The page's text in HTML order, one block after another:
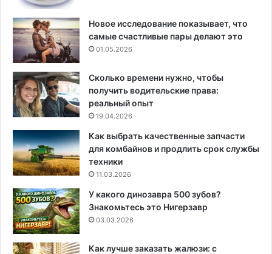
Новое исследование показывает, что
самые счастливые пары делают это
01.05.2026
Сколько времени нужно, чтобы
получить водительские права:
реальный опыт
19.04.2026
Как выбрать качественные запчасти
для комбайнов и продлить срок службы
техники
11.03.2026
У какого динозавра 500 зубов?
Знакомьтесь это Нигерзавр
03.03.2026
Как лучше заказать жалюзи: с